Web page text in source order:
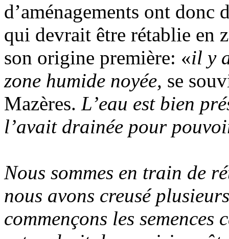
d’aménagements ont donc
qui devrait être rétablie en
son origine première: «il y
zone humide noyée, se
Mazères. L’eau est bien
l’avait drainée pour
Nous sommes en train de
nous avons creusé
commençons les